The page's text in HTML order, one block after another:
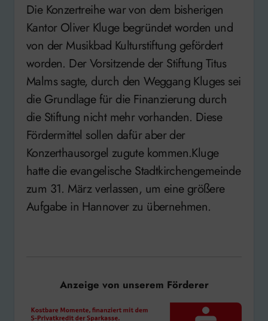
Die Konzertreihe war von dem bisherigen
Kantor Oliver Kluge begründet worden und
von der Musikbad Kulturstiftung gefördert
worden. Der Vorsitzende der Stiftung Titus
Malms sagte, durch den Weggang Kluges sei
die Grundlage für die Finanzierung durch
die Stiftung nicht mehr vorhanden. Diese
Fördermittel sollen dafür aber der
Konzerthausorgel zugute kommen.Kluge
hatte die evangelische Stadtkirchengemeinde
zum 31. März verlassen, um eine größere
Aufgabe in Hannover zu übernehmen.
Anzeige von unserem Förderer